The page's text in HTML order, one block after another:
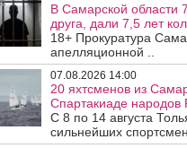
В Самарской области
друга, дали 7,5 лет
18+ Прокуратура
апелляционной ..
07.08.2026 14:00
20 яхтсменов из
Спартакиаде народов
С 8 по 14 августа
сильнейших